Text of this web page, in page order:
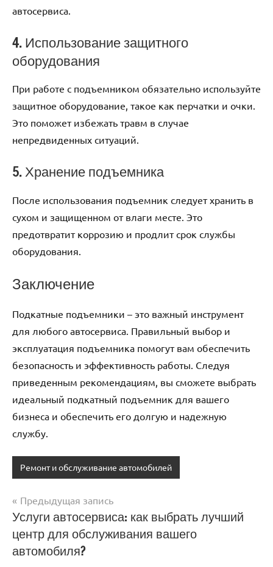
автосервиса.
4. Использование защитного
оборудования
При работе с подъемником обязательно используйте
защитное оборудование, такое как перчатки и очки.
Это поможет избежать травм в случае
непредвиденных ситуаций.
5. Хранение подъемника
После использования подъемник следует хранить в
сухом и защищенном от влаги месте. Это
предотвратит коррозию и продлит срок службы
оборудования.
Заключение
Подкатные подъемники – это важный инструмент
для любого автосервиса. Правильный выбор и
эксплуатация подъемника помогут вам обеспечить
безопасность и эффективность работы. Следуя
приведенным рекомендациям, вы сможете выбрать
идеальный подкатный подъемник для вашего
бизнеса и обеспечить его долгую и надежную
службу.
Ремонт и обслуживание автомобилей
Навигация
по
записям
Предыдущая запись
Услуги автосервиса: как выбрать лучший
центр для обслуживания вашего
автомобиля?